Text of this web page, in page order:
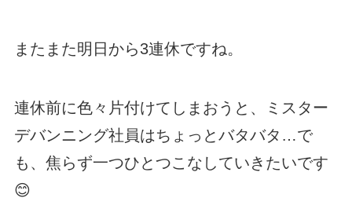
またまた明日から3連休ですね。
連休前に色々片付けてしまおうと、ミスター
デバンニング社員はちょっとバタバタ…で
も、焦らず一つひとつこなしていきたいです
😊